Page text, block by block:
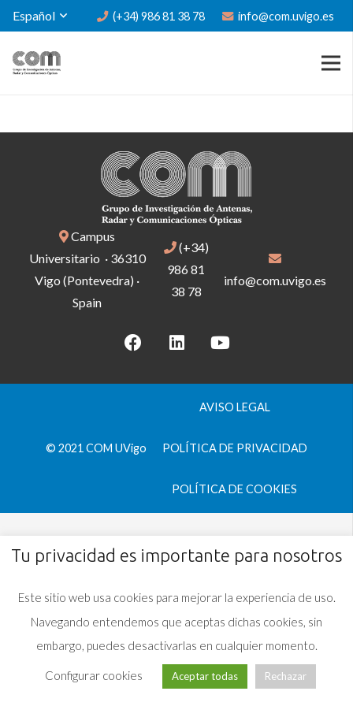
Español (+34) 986 81 38 78 info@com.uvigo.es
Campus
Universitario · 36310
Vigo (Pontevedra) ·
Spain
(+34)
986 81
38 78
info@com.uvigo.es
© 2021 COM UVigo
AVISO LEGAL
POLÍTICA DE PRIVACIDAD
POLÍTICA DE COOKIES
Tu privacidad es importante para nosotros
Este sitio web usa cookies para mejorar la experiencia de uso.
Navegando entendemos que aceptas dichas cookies, sin
embargo, puedes desactivarlas en cualquier momento.
Configurar cookies Aceptar todas Rechazar